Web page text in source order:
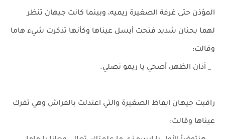
المؤذن حتى غرفة الصغيرة ريميه، وبينما كانت جيهان تنظر
لهما بحنان شديد فتحت أيسل عيناها وكأنها تذكرت شيء هاما
وقالت:
_ آذان الظهر، أصحي يا ريمو نصلي.
راقبت جيهان ايقاظ الصغيرة والتي اعتدلت بالفراش وهي تفرك
عيناها وقالت: